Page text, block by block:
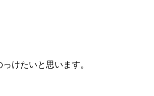
けたいと思います。